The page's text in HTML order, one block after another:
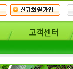
고객센터